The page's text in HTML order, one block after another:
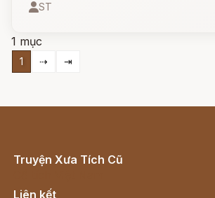
mẹ con chàng thường phải chịu
ST
1 mục
1 ⇢ ⇥
Truyện Xưa Tích Cũ
Liên kết